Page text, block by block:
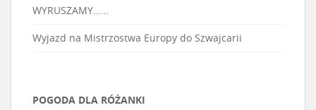
WYRUSZAMY……
Wyjazd na Mistrzostwa Europy do Szwajcarii
POGODA DLA RÓŻANKI